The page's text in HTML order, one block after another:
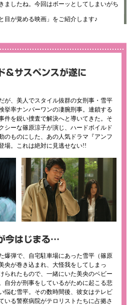
ましたね。今回はボーッとしてしまいがち
目が覚める映画」をご紹介します♪
が、美人でスタイル抜群の女刑事・雪平
挙率ナンバーワンの凄腕刑事。連鎖する
件を鋭い捜査で解決へと導いてきた。そ
シーな篠原涼子が演じ、ハードボイルド
のものにした、あの人気ドラマ『アンフ
場。これは絶対に見逃せない!!
爆弾で、自宅駐車場にあった雪平（篠原
央が巻き込まれ、大怪我をしてしまっ
られたもので、一緒にいた美央のベビー
自分が刑事をしているがために起こる悲
悩む雪平。その数時間後、彼女はテレビ
いる警察病院がテロリストたちに占拠さ